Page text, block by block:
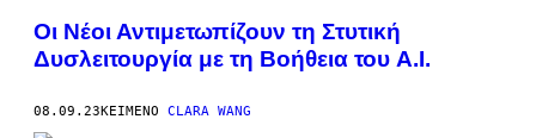
Οι Νέοι Αντιμετωπίζουν τη Στυτική
Δυσλειτουργία με τη Βοήθεια του A.I.
08.09.23ΚΕΊΜΕΝΟ CLARA WANG